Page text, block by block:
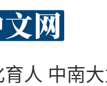
人 中南